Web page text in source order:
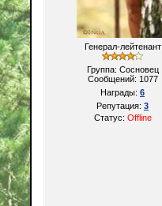
Генерал-лейтенант
Группа: Сосновец
Сообщений: 1077
Награды: 6
Репутация: 3
Статус: Offline